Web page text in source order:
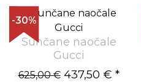
-30%
Sunčane naočale
Gucci
625,00 €437,50 € *